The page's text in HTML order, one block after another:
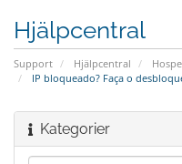
Hjälpcentral
Support Hjälpcentral
IP bloqueado? Faça o
Kategorier